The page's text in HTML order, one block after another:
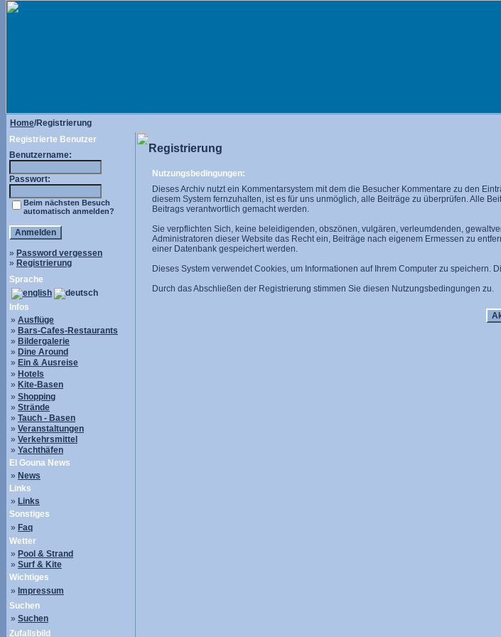
Home/Registrierung
Registrierte Benutzer
Benutzername:
Passwort:
Beim nächsten Besuch
automatisch anmelden?
» Password vergessen
» Registrierung
Sprache
Infos
» Ausflüge
» Bars-Cafes-Restaurants
» Bildergalerie
» Dine Around
» Ein & Ausreise
» Hotels
» Kite-Basen
» Shopping
» Strände
» Tauch - Basen
» Veranstaltungen
» Verkehrsmittel
» Yachthäfen
El Gouna News
» News
Links
» Links
Sonstiges
» Faq
Wetter
» Pool & Strand
» Surf & Kite
Wichtiges
» Impressum
Suchen
» Suchen
Zufallsbild
Registrierung
Nutzungsbedingungen:
Dieses Archiv nutzt ein Kommentarsystem mit dem die Besucher Kommentare zu den
diesem System fernzuhalten, ist es für uns unmöglich, alle Beiträge zu überprüfen. Alle
Beitrags verantwortlich gemacht werden.
Sie verpflichten Sich, keine beleidigenden, obszönen, vulgären, verleumdenden,
Administratoren dieser Website das Recht ein, Beiträge nach eigenem Ermessen zu
einer Datenbank gespeichert werden.
Dieses System verwendet Cookies, um Informationen auf Ihrem Computer zu
Durch das Abschließen der Registrierung stimmen Sie diesen Nutzungsbedingungen zu.